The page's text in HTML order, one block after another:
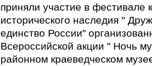
приняли участие в фестивале
исторического наследия "
единство России"
Всероссийской акции " Ночь
районном краеведческом